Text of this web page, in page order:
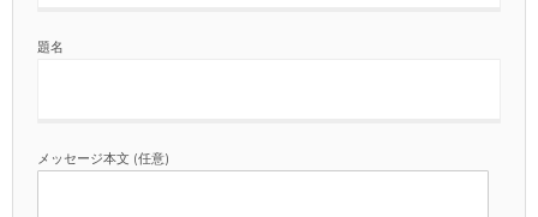
題名
メッセージ本文 (任意)